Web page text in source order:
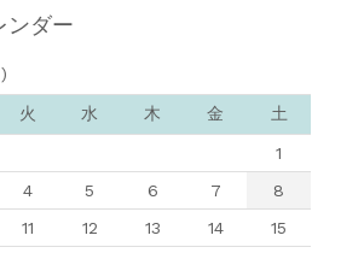
ダー
火 水 木 金 土
1
4 5 6 7
8
11 12 13 14
15